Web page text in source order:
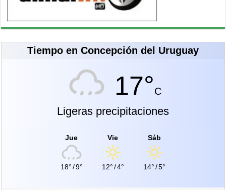
Tiempo en Concepción del Uruguay
17°C
Ligeras precipitaciones
Jue
18°/9°
Vie
12°/4°
Sáb
14°/5°